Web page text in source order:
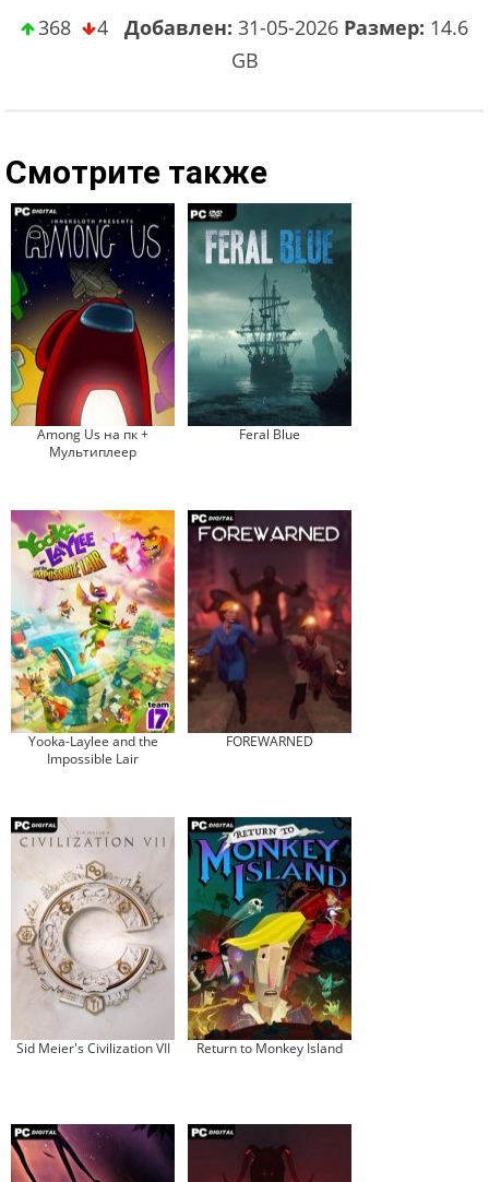
368 4 Добавлен: 31-05-2026 Размер: 14.6
GB
Смотрите также
Among Us на пк +
Мультиплеер
Feral Blue
Yooka-Laylee and the
Impossible Lair
FOREWARNED
Sid Meier's Civilization VII Return to Monkey Island